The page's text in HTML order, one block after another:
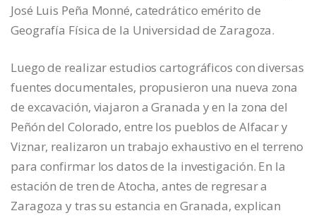
José Luis Peña Monné, catedrático emérito de
Geografía Física de la Universidad de Zaragoza.
Luego de realizar estudios cartográficos con diversas
fuentes documentales, propusieron una nueva zona
de excavación, viajaron a Granada y en la zona del
Peñón del Colorado, entre los pueblos de Alfacar y
Viznar, realizaron un trabajo exhaustivo en el terreno
para confirmar los datos de la investigación. En la
estación de tren de Atocha, antes de regresar a
Zaragoza y tras su estancia en Granada, explican